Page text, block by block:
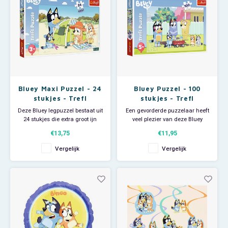
cm.
Advi
Bluey Maxi Puzzel - 24
stukjes - Trefl
Deze Bluey legpuzzel bestaat uit
24 stukjes die extra groot ijn
Ieder kind dat van puzzelen
houdt zal veel plezier hebben
van deze mooie Bluey 'Great
Day' puzzel.
Adviesleeftijd: 3+.
€13,75
Vergelijk
Bluey Puzzel - 100
stukjes - Trefl
Een gevorderde puzzelaar heeft
veel plezier van deze Bluey
stukjes.
Afmeting: 41 x 27,5 cm.
Groot genoeg voor een paar
Adviesleeftijd: 5+
€11,95
Vergelijk